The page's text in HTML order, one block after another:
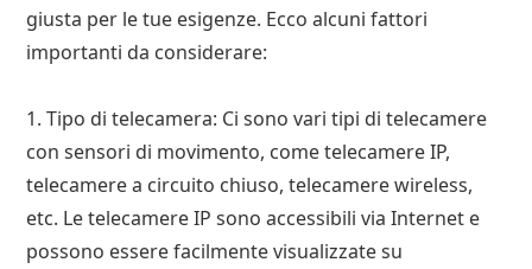
giusta per le tue esigenze. Ecco alcuni fattori
importanti da considerare:
1. Tipo di telecamera: Ci sono vari tipi di telecamere
con sensori di movimento, come telecamere IP,
telecamere a circuito chiuso, telecamere wireless,
etc. Le telecamere IP sono accessibili via Internet e
possono essere facilmente visualizzate su